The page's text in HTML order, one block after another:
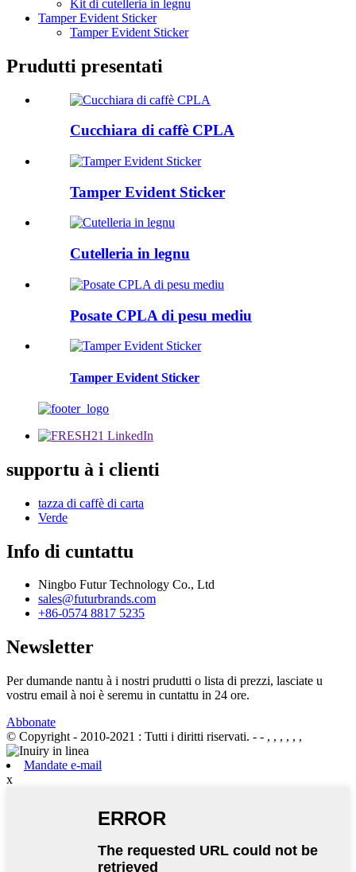
Kit di cutelleria in legnu
Tamper Evident Sticker
Tamper Evident Sticker
Prudutti presentati
Cucchiara di caffè CPLA
Tamper Evident Sticker
Cutelleria in legnu
Posate CPLA di pesu mediu
Tamper Evident Sticker
supportu à i clienti
tazza di caffè di carta
Verde
Info di cuntattu
Ningbo Futur Technology Co., Ltd
sales@futurbrands.com
+86-0574 8817 5235
Newsletter
Per dumande nantu à i nostri prudutti o lista di prezzi, lasciate u
vostru email à noi è seremu in cuntattu in 24 ore.
Abbonate
© Copyright - 2010-2021 : Tutti i diritti riservati. - - , , , , , ,
Mandate e-mail
x